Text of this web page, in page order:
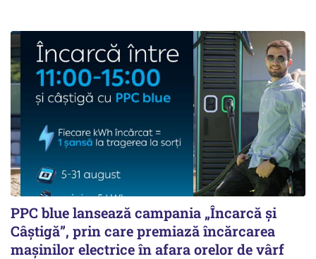
PPC blue lansează campania „Încarcă și
Câștigă”, prin care premiază încărcarea
mașinilor electrice în afara orelor de vârf